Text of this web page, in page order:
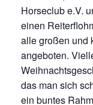
Horseclub e.V.
einen
alle großen und
angeboten.
das man sich
ein buntes